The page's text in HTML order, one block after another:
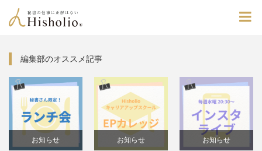
編集部のオススメ記事
お知らせ お知らせ お知らせ